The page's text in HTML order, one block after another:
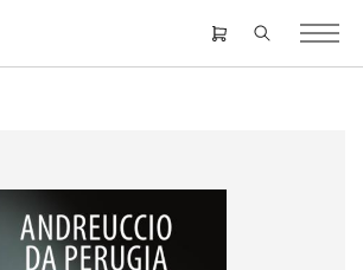
Header
right